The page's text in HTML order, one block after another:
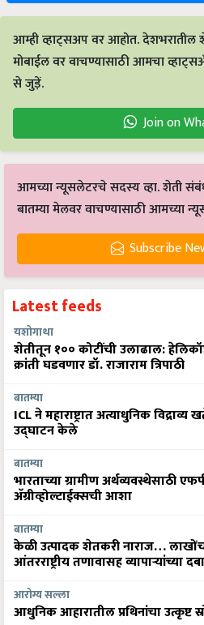
आम्ही व्हाट्सअप वर आहोत. देशभरातील
मोबाईल वर वाचण्यासाठी आमचा
से जुड़ें.
Join on
आमच्या न्यूसलेटरचे सदस्य व्हा. शेती
बातम्या मेलवर वाचण्यासाठी आमच्या
Subscribe
Latest feeds
यशोगाथा
शेतीतून १०० कोटींची उलाढाल:
क्रांती घडवणार डॉ. राजाराम त्रिपाठी
बातम्या
ICL ने महाराष्ट्रात अत्याधुनिक
उद्घाटन केले
बातम्या
भारताच्या ग्रामीण अर्थव्यवस्थेसाठी
अ‍ॅग्रीव्होल्टाईक्सची आशा
बातम्या
केळी उत्पादक शेतकरी नाराज…
आंतरराष्ट्रीय तणावासह व्यापाऱ्यांच्या
आरोग्य सल्ला
आधुनिक आहारातील प्रथिनांचा उत्कृष्ट